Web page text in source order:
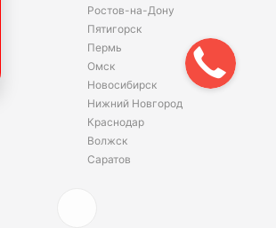
Ростов-на-Дону
Пятигорск
Пермь
Омск
Новосибирск
Нижний Новгород
Краснодар
Волжск
Саратов